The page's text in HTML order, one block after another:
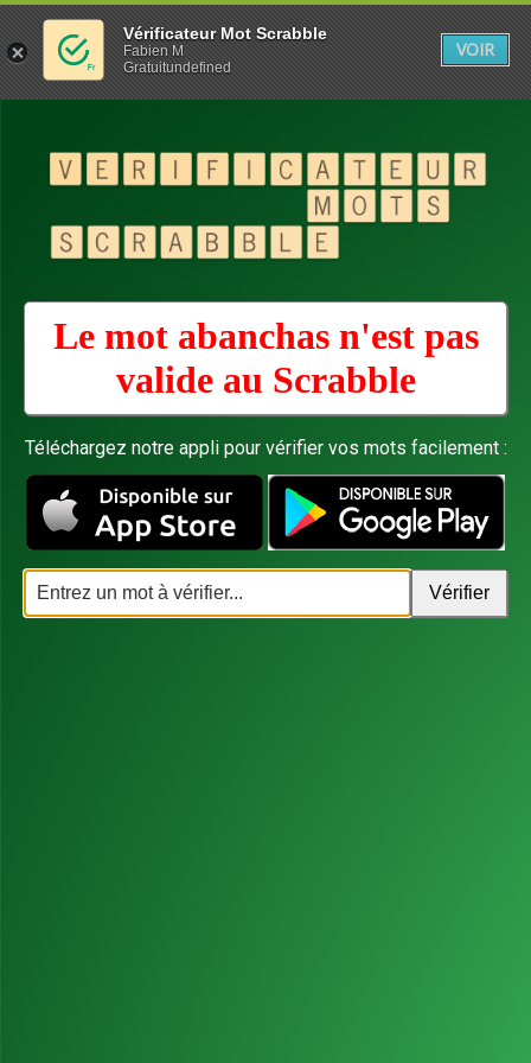
Le mot abanchas n'est pas
valide au Scrabble
Téléchargez notre appli pour vérifier vos mots facilement :
Vérificateur Mot Scrabble
Fabien M
Gratuitundefined
VOIR